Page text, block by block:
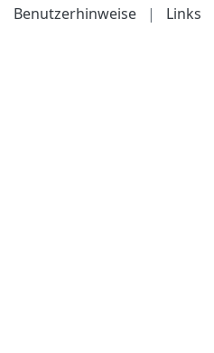
Benutzerhinweise
| Links